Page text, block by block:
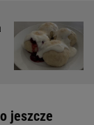
jeszcze